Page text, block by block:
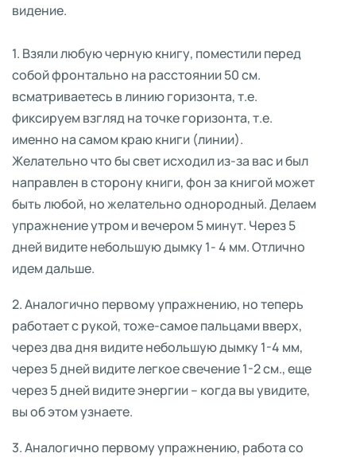
видение.
1. Взяли любую черную книгу, поместили перед
собой фронтально на расстоянии 50 см.
всматриваетесь в линию горизонта, т.е.
фиксируем взгляд на точке горизонта, т.е.
именно на самом краю книги (линии).
Желательно что бы свет исходил из-за вас и был
направлен в сторону книги, фон за книгой может
быть любой, но желательно однородный. Делаем
упражнение утром и вечером 5 минут. Через 5
дней видите небольшую дымку 1- 4 мм. Отлично
идем дальше.
2. Аналогично первому упражнению, но теперь
работает с рукой, тоже-самое пальцами вверх,
через два дня видите небольшую дымку 1-4 мм,
через 5 дней видите легкое свечение 1-2 см., еще
через 5 дней видите энергии – когда вы увидите,
вы об этом узнаете.
3. Аналогично первому упражнению, работа со